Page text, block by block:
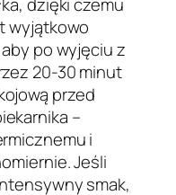
wyjątkowo
po wyjęciu z
20-30 minut
przed
–
i
Jeśli
smak,